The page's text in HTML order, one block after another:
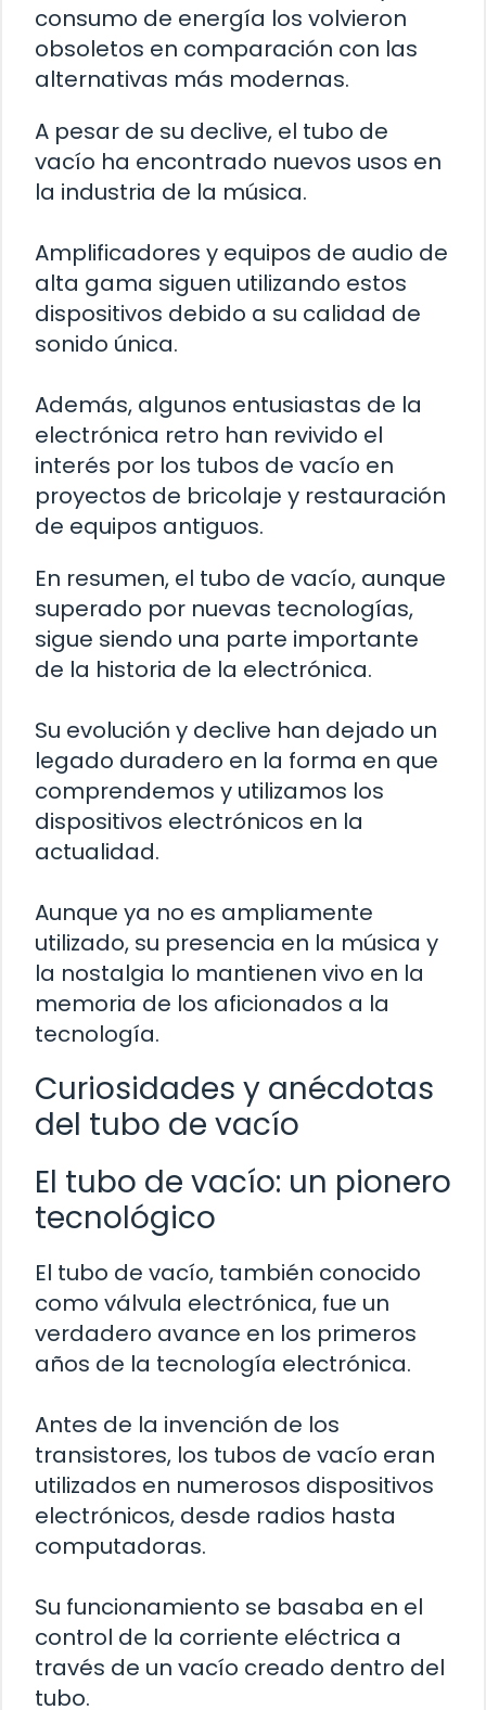
consumo de energía los volvieron
obsoletos en comparación con las
alternativas más modernas.
A pesar de su declive, el tubo de
vacío ha encontrado nuevos usos en
la industria de la música.
Amplificadores y equipos de audio de
alta gama siguen utilizando estos
dispositivos debido a su calidad de
sonido única.
Además, algunos entusiastas de la
electrónica retro han revivido el
interés por los tubos de vacío en
proyectos de bricolaje y restauración
de equipos antiguos.
En resumen, el tubo de vacío, aunque
superado por nuevas tecnologías,
sigue siendo una parte importante
de la historia de la electrónica.
Su evolución y declive han dejado un
legado duradero en la forma en que
comprendemos y utilizamos los
dispositivos electrónicos en la
actualidad.
Aunque ya no es ampliamente
utilizado, su presencia en la música y
la nostalgia lo mantienen vivo en la
memoria de los aficionados a la
tecnología.
Curiosidades y anécdotas
del tubo de vacío
El tubo de vacío: un pionero
tecnológico
El tubo de vacío, también conocido
como válvula electrónica, fue un
verdadero avance en los primeros
años de la tecnología electrónica.
Antes de la invención de los
transistores, los tubos de vacío eran
utilizados en numerosos dispositivos
electrónicos, desde radios hasta
computadoras.
Su funcionamiento se basaba en el
control de la corriente eléctrica a
través de un vacío creado dentro del
tubo.